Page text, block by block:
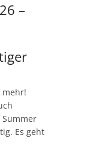
–
mehr!
Es geht